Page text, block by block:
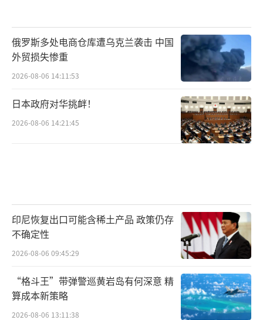
俄罗斯多处电商仓库遭乌克兰袭击 中国
外贸损失惨重
2026-08-06 14:11:53
日本政府对华挑衅！
2026-08-06 14:21:45
印尼恢复出口可能含稀土产品 政策仍存
不确定性
2026-08-06 09:45:29
“格斗王”带弹警巡黄岩岛有何深意 精
算成本新策略
2026-08-06 13:11:38